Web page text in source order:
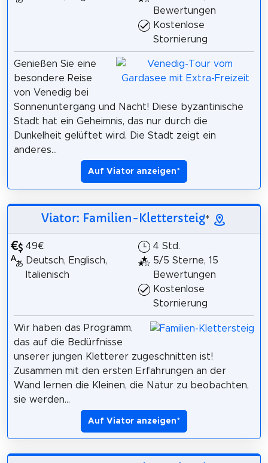
Bewertungen
Kostenlose
Stornierung
Genießen Sie eine
besondere Reise
von Venedig bei
Sonnenuntergang und Nacht! Diese byzantinische
Stadt hat ein Geheimnis, das nur durch die
Dunkelheit gelüftet wird. Die Stadt zeigt ein
anderes...
Auf Viator anzeigen*
Viator: Familien-Klettersteig*
49€
Deutsch, Englisch,
Italienisch
4 Std.
5/5 Sterne, 15
Bewertungen
Kostenlose
Stornierung
Wir haben das Programm,
das auf die Bedürfnisse
unserer jungen Kletterer zugeschnitten ist!
Zusammen mit den ersten Erfahrungen an der
Wand lernen die Kleinen, die Natur zu beobachten,
sie werden...
Auf Viator anzeigen*